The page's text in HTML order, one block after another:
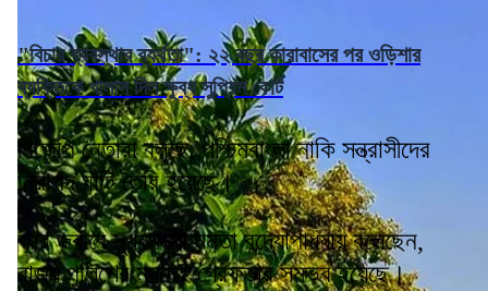
"বিচার ব্যবস্থার ব্যর্থতা": ২২ বছর কারাবাসের পর ওড়িশার
ব্যক্তিকে খালাস দিল ক্ষুব্ধ সুপ্রিম কোর্ট
বিজেপি নেতারা বলছে, পশ্চিমবাংলা নাকি সন্ত্রাসীদের
নিরাপদ ঘাঁটি তৈরি হয়েছে।
আর জবাবে মুখ্যমন্ত্রী মমতা বন্দ্যোপাধ্যায় বলেছেন,
রাজ্য পুলিশের মদদেই গ্রেফতার সম্ভব হয়েছে।